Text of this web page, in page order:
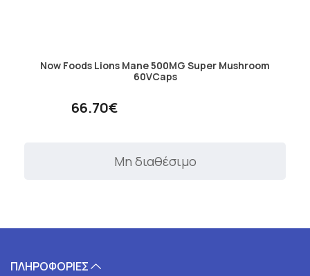
Now Foods Lions Mane 500MG Super Mushroom
60VCaps
66.70€
Μη διαθέσιμο
ΠΛΗΡΟΦΟΡΙΕΣ